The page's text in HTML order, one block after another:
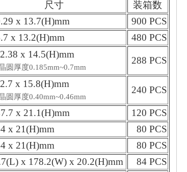
尺寸
装箱数
x 13.7(H)mm
900 PCS
x 13.2(H)mm
480 PCS
x 14.5(H)mm
圆厚度0.185mm~0.7mm
288 PCS
x 15.8(H)mm
圆厚度0.40mm~0.46mm
240 PCS
x 21.1(H)mm
120 PCS
x 21(H)mm
80 PCS
x 21(H)mm
80 PCS
x 178.2(W) x 20.2(H)mm
84 PCS